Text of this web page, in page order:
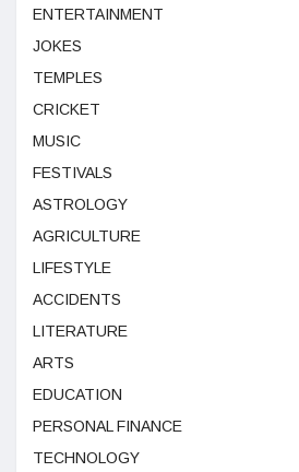
ENTERTAINMENT
JOKES
TEMPLES
CRICKET
MUSIC
FESTIVALS
ASTROLOGY
AGRICULTURE
LIFESTYLE
ACCIDENTS
LITERATURE
ARTS
EDUCATION
PERSONAL FINANCE
TECHNOLOGY